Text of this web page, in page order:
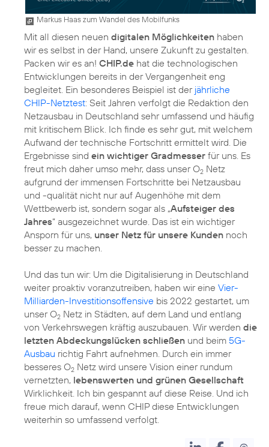
Markus Haas zum Wandel des Mobilfunks
Mit all diesen neuen digitalen Möglichkeiten haben
wir es selbst in der Hand, unsere Zukunft zu gestalten.
Packen wir es an! CHIP.de hat die technologischen
Entwicklungen bereits in der Vergangenheit eng
begleitet. Ein besonderes Beispiel ist der jährliche
CHIP-Netztest: Seit Jahren verfolgt die Redaktion den
Netzausbau in Deutschland sehr umfassend und häufig
mit kritischem Blick. Ich finde es sehr gut, mit welchem
Aufwand der technische Fortschritt ermittelt wird. Die
Ergebnisse sind ein wichtiger Gradmesser für uns. Es
freut mich daher umso mehr, dass unser O2 Netz
aufgrund der immensen Fortschritte bei Netzausbau
und -qualität nicht nur auf Augenhöhe mit dem
Wettbewerb ist, sondern sogar als „Aufsteiger des
Jahres“ ausgezeichnet wurde. Das ist ein wichtiger
Ansporn für uns, unser Netz für unsere Kunden noch
besser zu machen.
Und das tun wir: Um die Digitalisierung in Deutschland
weiter proaktiv voranzutreiben, haben wir eine Vier-
Milliarden-Investitionsoffensive bis 2022 gestartet, um
unser O2 Netz in Städten, auf dem Land und entlang
von Verkehrswegen kräftig auszubauen. Wir werden die
letzten Abdeckungslücken schließen und beim 5G-
Ausbau richtig Fahrt aufnehmen. Durch ein immer
besseres O2 Netz wird unsere Vision einer rundum
vernetzten, lebenswerten und grünen Gesellschaft
Wirklichkeit. Ich bin gespannt auf diese Reise. Und ich
freue mich darauf, wenn CHIP diese Entwicklungen
weiterhin so umfassend verfolgt.